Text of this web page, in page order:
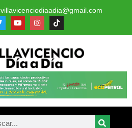
villavicenciodiaadia@gmail.com